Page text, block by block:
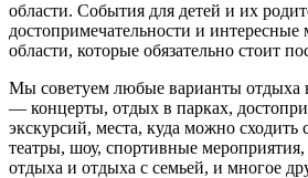
области. События для детей и их
достопримечательности и интересные
области, которые обязательно стоит
Мы советуем любые варианты отдыха
— концерты, отдых в парках,
экскурсий, места, куда можно сходить
театры, шоу, спортивные мероприятия,
отдыха и отдыха с семьей, и многое